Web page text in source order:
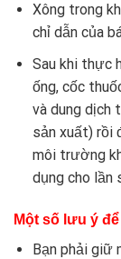
Xông trong
chỉ dẫn của
Sau khi thực
ống, cốc
và dung dịch
sản xuất) rồi
môi trường
dụng cho lần
Một số lưu ý
Bạn phải giữ